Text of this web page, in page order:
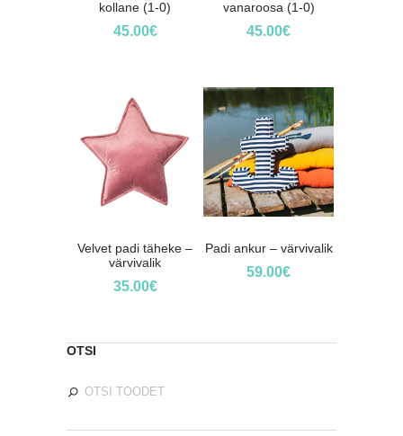
kollane (1-0)
45.00€
vanaroosa (1-0)
45.00€
Velvet padi täheke –
värvivalik
35.00€
Padi ankur – värvivalik
59.00€
OTSI